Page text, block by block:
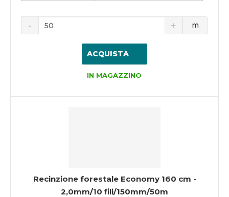
m
ACQUISTA
IN MAGAZZINO
Recinzione forestale Economy 160 cm -
2,0mm/10 fili/150mm/50m